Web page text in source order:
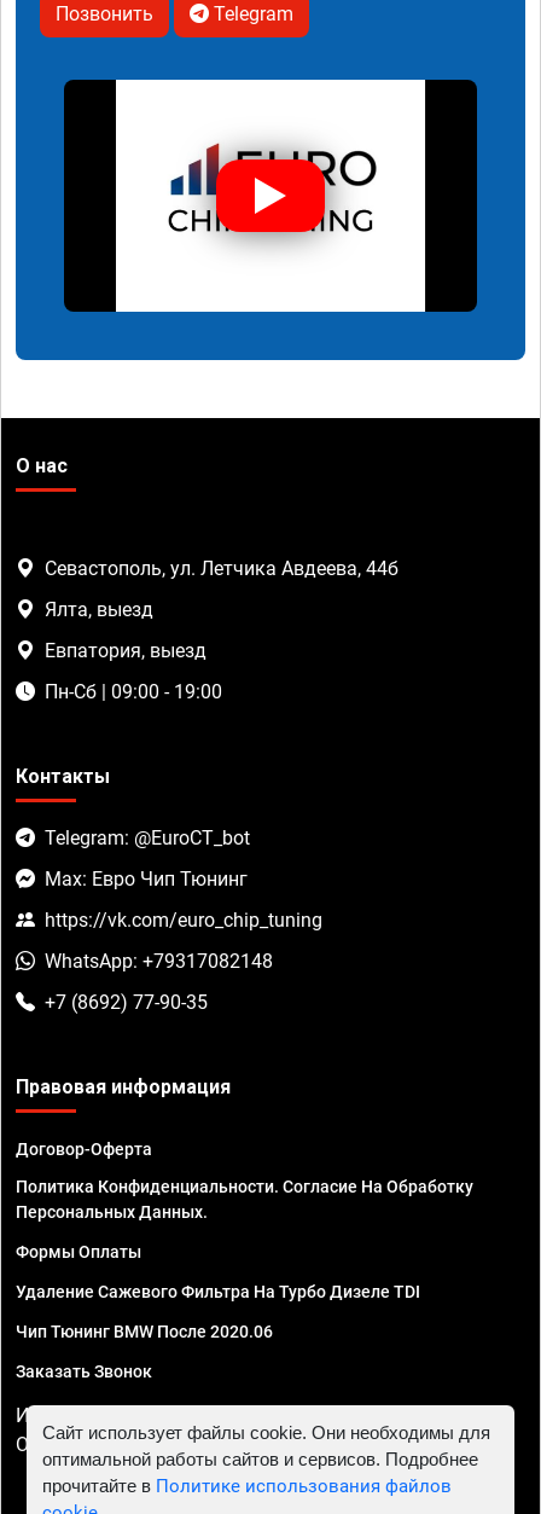
Позвонить Telegram
О нас
Севастополь, ул. Летчика Авдеева, 44б
Ялта, выезд
Евпатория, выезд
Пн-Сб | 09:00 - 19:00
Контакты
Telegram: @EuroCT_bot
Max: Евро Чип Тюнинг
https://vk.com/euro_chip_tuning
WhatsApp: +79317082148
+7 (8692) 77-90-35
Правовая информация
Договор-Оферта
Политика Конфиденциальности. Согласие На Обработку
Персональных Данных.
Формы Оплаты
Удаление Сажевого Фильтра На Турбо Дизеле TDI
Чип Тюнинг BMW После 2020.06
Заказать Звонок
ИП Смирнов Георгий Павлович. ИНН 781302555843,
ОГРНИП 324470400032610
Сайт использует файлы cookie. Они необходимы для
оптимальной работы сайтов и сервисов. Подробнее
прочитайте в Политике использования файлов